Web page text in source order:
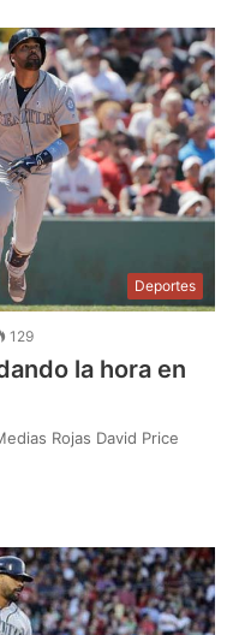
Deportes
129
la hora en
Rojas David Price